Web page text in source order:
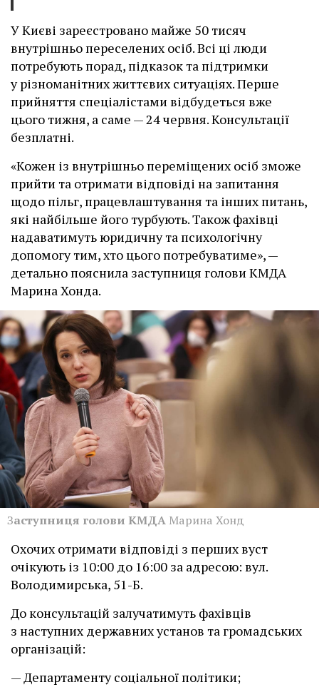
У Києві зареєстровано майже 50 тисяч
внутрішньо переселених осіб. Всі ці люди
потребують порад, підказок та підтримки
у різноманітних життєвих ситуаціях. Перше
прийняття спеціалістами відбудеться вже
цього тижня, а саме — 24 червня. Консультації
безплатні.
«Кожен із внутрішньо переміщених осіб зможе
прийти та отримати відповіді на запитання
щодо пільг, працевлаштування та інших питань,
які найбільше його турбують. Також фахівці
надаватимуть юридичну та психологічну
допомогу тим, хто цього потребуватиме», —
детально пояснила заступниця голови КМДА
Марина Хонда.
Заступниця голови КМДА Марина Хонд
Охочих отримати відповіді з перших вуст
очікують із 10:00 до 16:00 за адресою: вул.
Володимирська, 51-Б.
До консультацій залучатимуть фахівців
з наступних державних установ та громадських
організацій:
— Департаменту соціальної політики;